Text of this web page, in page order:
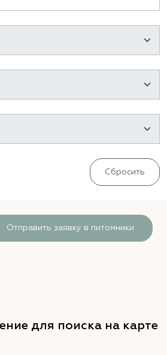
Сбросить
Отправить заявку в питомники
для поиска на карте